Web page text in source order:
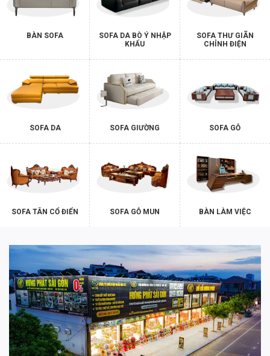
BÀN SOFA
SOFA DA BÒ Ý NHẬP
KHẨU
SOFA THƯ GIÃN
CHỈNH ĐIỆN
SOFA DA SOFA GIƯỜNG SOFA GỖ
SOFA TÂN CỔ ĐIỂN SOFA GỖ MUN BÀN LÀM VIỆC